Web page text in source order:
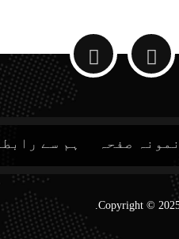
نمونہ صفحہ ہم سے رابطہ
Copyright ©